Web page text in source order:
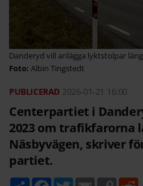
Danderyd vill anlägga lyktstolpar
Albin Tingstedt
2026-01-21 16:00
Centerpartiet i
2023 om trafikfarorna
Näsbyvägen, skriver
partiet.
D F T E C